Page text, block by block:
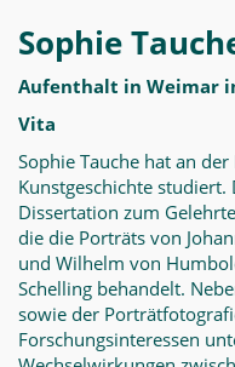
Sophie
Aufenthalt in Weimar
Vita
Sophie Tauche hat an
Kunstgeschichte
Dissertation zum
die die Porträts von
und Wilhelm von
Schelling behandelt.
sowie der
Forschungsinteressen